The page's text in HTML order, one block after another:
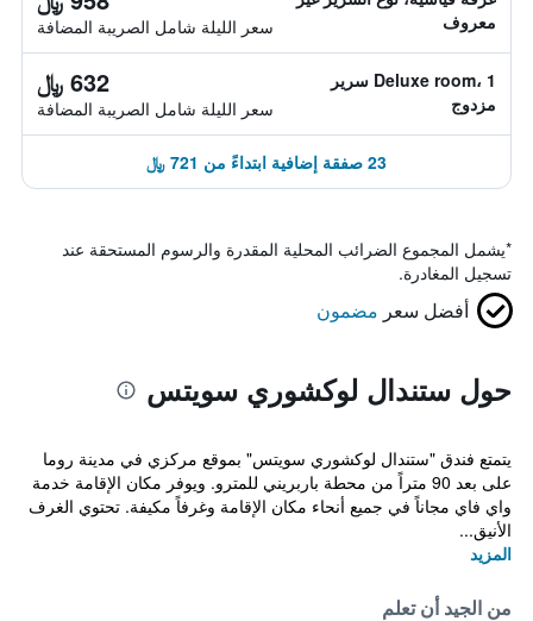
معروف
سعر الليلة شامل الصريبة المضافة
Deluxe room، 1 سرير
مزدوج
632 ﷼
سعر الليلة شامل الصريبة المضافة
23 صفقة إضافية ابتداءً من 721 ﷼
*يشمل المجموع الضرائب المحلية المقدرة والرسوم المستحقة عند
تسجيل المغادرة.
أفضل سعر مضمون
حول ستندال لوكشوري سويتس
يتمتع فندق "ستندال لوكشوري سويتس" بموقع مركزي في مدينة روما
على بعد 90 متراً من محطة باربريني للمترو. ويوفر مكان الإقامة خدمة
واي فاي مجاناً في جميع أنحاء مكان الإقامة وغرفاً مكيفة. تحتوي الغرف
الأنيق...
المزيد
من الجيد أن تعلم